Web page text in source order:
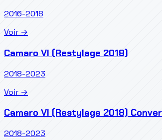
2016-2018
Voir →
Camaro VI (Restylage 2018)
2018-2023
Voir →
Camaro VI (Restylage 2018)
2018-2023